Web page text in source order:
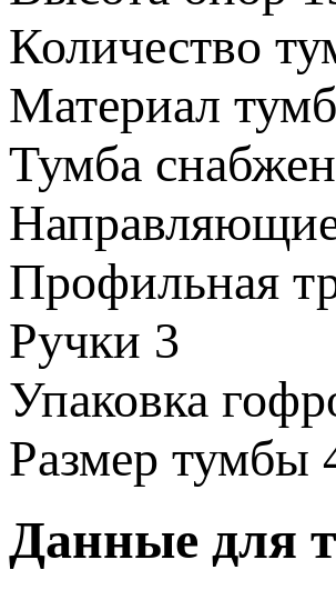
Количество
Материал
Тумба
Профильная
Ручки 3
Упаковка
Размер тумбы
Данные для